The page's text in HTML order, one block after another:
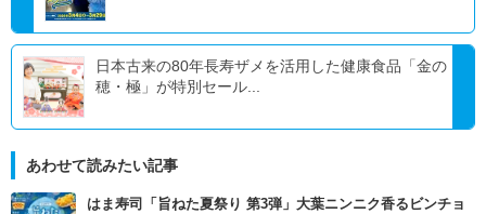
日本古来の80年長寿ザメを活用した健康食品「金の
穂・極」が特別セール...
あわせて読みたい記事
はま寿司「旨ねた夏祭り 第3弾」大葉ニンニク香るビンチョ